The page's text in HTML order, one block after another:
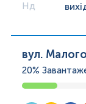
Нд
вул.
20%